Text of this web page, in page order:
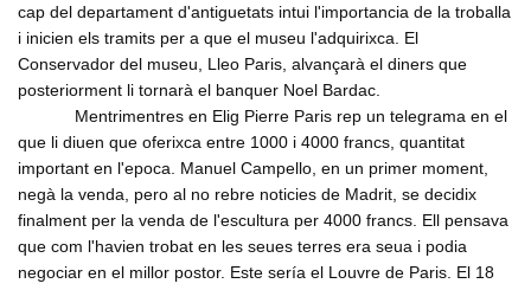
cap del departament d'antiguetats intui l'importancia de la troballa
i inicien els tramits per a que el museu l'adquirixca. El
Conservador del museu, Lleo Paris, alvançarà el diners que
posteriorment li tornarà el banquer Noel Bardac.
Mentrimentres en Elig Pierre Paris rep un telegrama en el
que li diuen que oferixca entre 1000 i 4000 francs, quantitat
important en l'epoca. Manuel Campello, en un primer moment,
negà la venda, pero al no rebre noticies de Madrit, se decidix
finalment per la venda de l'escultura per 4000 francs. Ell pensava
que com l'havien trobat en les seues terres era seua i podia
negociar en el millor postor. Este sería el Louvre de Paris. El 18